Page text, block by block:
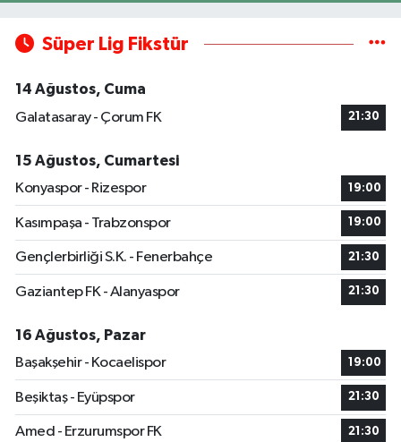
Süper Lig Fikstür
14 Ağustos, Cuma
Galatasaray - Çorum FK
21:30
15 Ağustos, Cumartesi
Konyaspor - Rizespor
19:00
Kasımpaşa - Trabzonspor 19:00
Gençlerbirliği S.K. - Fenerbahçe 21:30
Gaziantep FK - Alanyaspor 21:30
16 Ağustos, Pazar
Başakşehir - Kocaelispor
19:00
Beşiktaş - Eyüpspor 21:30
Amed - Erzurumspor FK 21:30